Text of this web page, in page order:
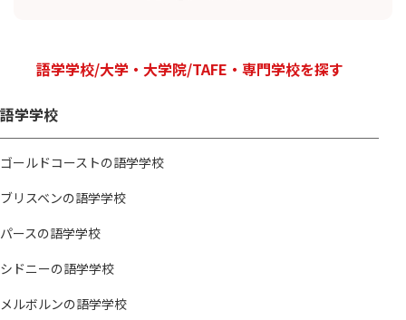
語学学校/大学・大学院/TAFE・専門学校を探す
語学学校
ゴールドコーストの語学学校
ブリスベンの語学学校
パースの語学学校
シドニーの語学学校
メルボルンの語学学校